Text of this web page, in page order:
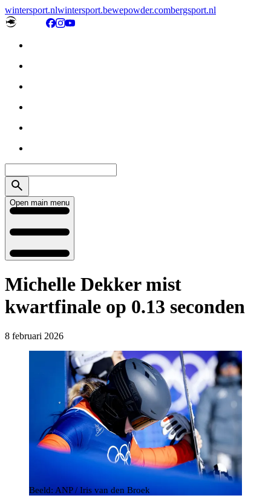
wintersport.nlwintersport.bewepowder.combergsport.nl
Open main menu
Michelle Dekker mist
kwartfinale op 0.13 seconden
8 februari 2026
Beeld: ANP / Iris van den Broek